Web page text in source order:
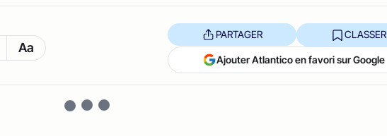
Aa
PARTAGER CLASSER
Ajouter Atlantico en favori sur Google